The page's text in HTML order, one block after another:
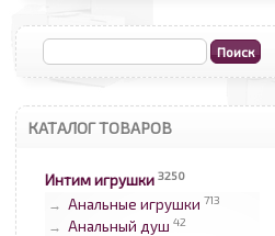
КАТАЛОГ ТОВАРОВ
Интим игрушки 3250
→ Анальные игрушки 713
→ Анальный душ 42